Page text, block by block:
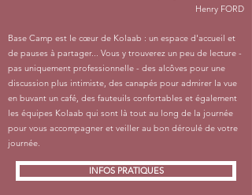
Henry FORD
Base Camp est le cœur de Kolaab : un espace d'accueil et
de pauses à partager... Vous y trouverez un peu de lecture -
pas uniquement professionnelle - des alcôves pour une
discussion plus intimiste, des canapés pour admirer la vue
en buvant un café, des fauteuils confortables et également
les équipes Kolaab qui sont là tout au long de la journée
pour vous accompagner et veiller au bon déroulé de votre
journée.
INFOS PRATIQUES